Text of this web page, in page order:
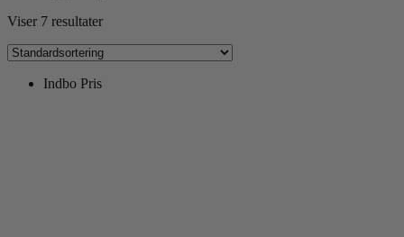
Viser 7 resultater
Indbo Pris